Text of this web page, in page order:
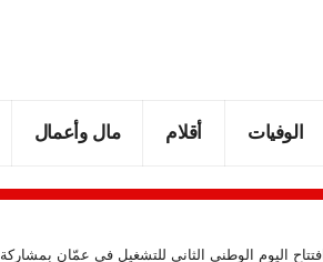
الوفيات أقلام مال وأعمال
افتتاح اليوم الوطني الثاني للتشغيل في عمّان بمشاركة 700 شركة وتوفير 9 آلاف فرصة عمل